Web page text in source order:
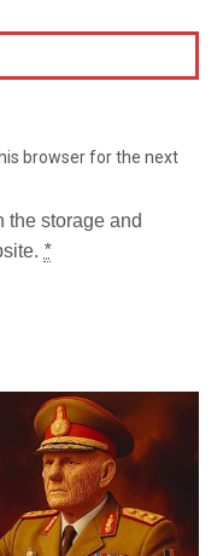
browser for the next
the storage and
*